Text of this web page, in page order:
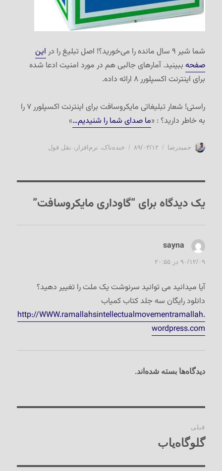
شما شیر ۹ سال مانده را می‌خورید؟! اصل تبلیغ را در
این
صفحه ببینید. آمارهای جالبی هم در مورد امنیت ادعا شده
برای اینترنت اکسپلورر ۸ ارائه داده.
راستی! شعار تبلیغاتی مایکروسافت برای اینترنت اکسپلورر ۷ را
به خاطر دارید؟ : «ما صدای شما را شنیدیم…»
نویسنده
حمیدرضا
ارسال
۸۹/۰۳/۱۲ دسته‌ها
خنده‌ناک، نرم‌افزار ، نقل قول
یک دیدگاه برای “گاوداری مایکروسافت”
sayna
۹۰/۱۲/۰۹ در ۲۰:۵۵
آیا میدانید می توانید سرنوشت یک ملت را تغییر دهید؟
دانلود رایگان سه جلد کتاب کمیاب
http://WWW.ramallahsintellectualmovementramallah.
wordpress.com
دیدگاه‌ها بسته شده‌اند.
نوشته‌ها
قبلی
نوشته
گلوگاه‌یاب